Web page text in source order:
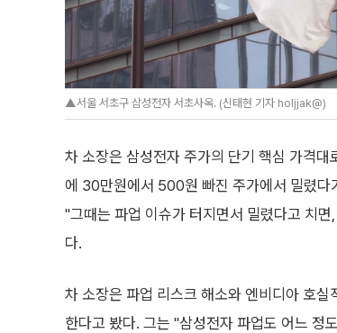
▲서울 서초구 삼성전자 서초사옥. (신태현 기자 holjjak@)
차 소장은 삼성전자 주가의 단기 핵심 가격
에 30만원에서 500원 빠진 주가에서 밀렸다
"그때는 파업 이슈가 터지면서 밀렸다고 치
다.
차 소장은 파업 리스크 해소와 엔비디아 호
한다고 봤다. 그는 "삼성전자 파업도 어느 정